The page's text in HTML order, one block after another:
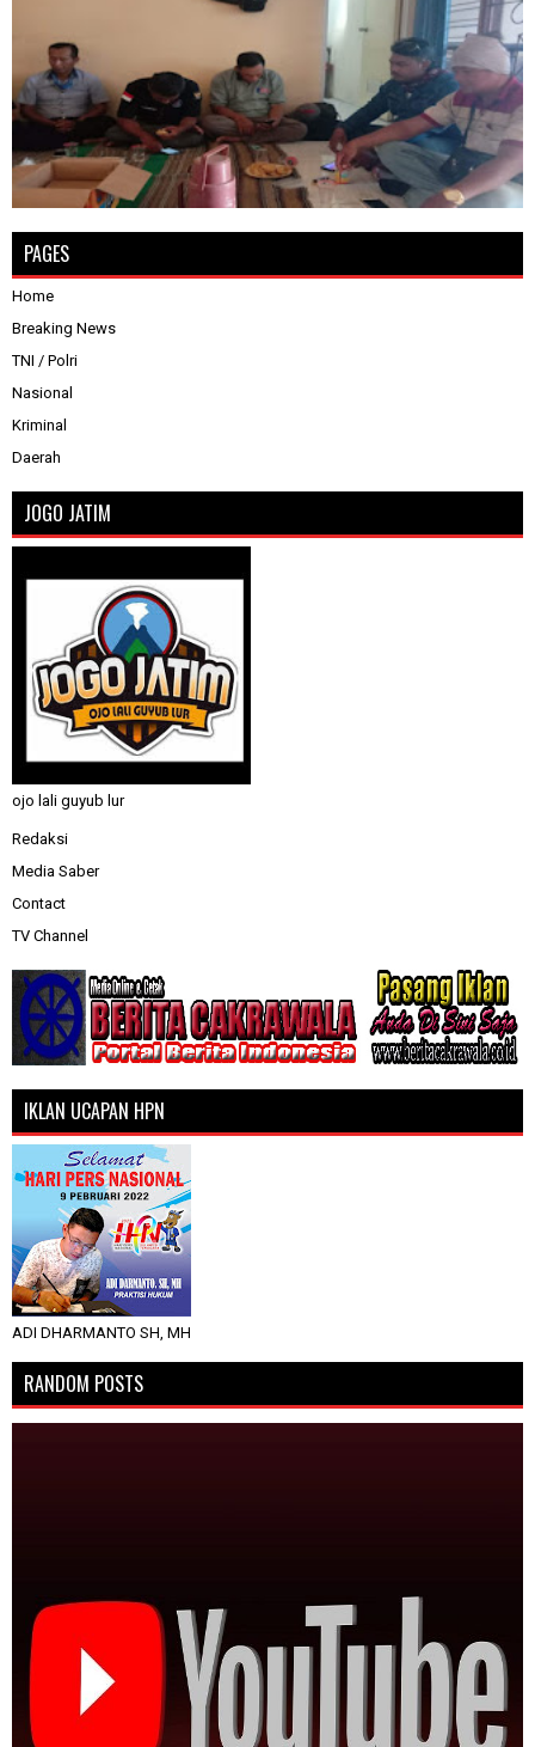
PAGES
Home
Breaking News
TNI / Polri
Nasional
Kriminal
Daerah
JOGO JATIM
ojo lali guyub lur
Redaksi
Media Saber
Contact
TV Channel
IKLAN UCAPAN HPN
ADI DHARMANTO SH, MH
RANDOM POSTS